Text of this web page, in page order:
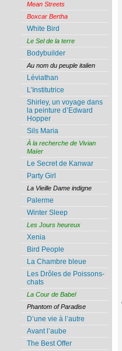
Mean Streets
Boxcar Bertha
White Bird
Le Sel de la terre
Bodybuilder
Au nom du peuple italien
Léviathan
L’Institutrice
Shirley, un voyage dans
la peinture d’Edward
Hopper
Sils Maria
À la recherche de Vivian
Maïer
Le Secret de Kanwar
Party Girl
La Vieille Dame indigne
Palerme
Winter Sleep
Les Jours heureux
Xenia
Bird People
La Chambre bleue
Les Drôles de Poissons-
chats
La Cour de Babel
Phantom of Paradise
D’une vie à l’autre
Avant l’aube
The Best Offer